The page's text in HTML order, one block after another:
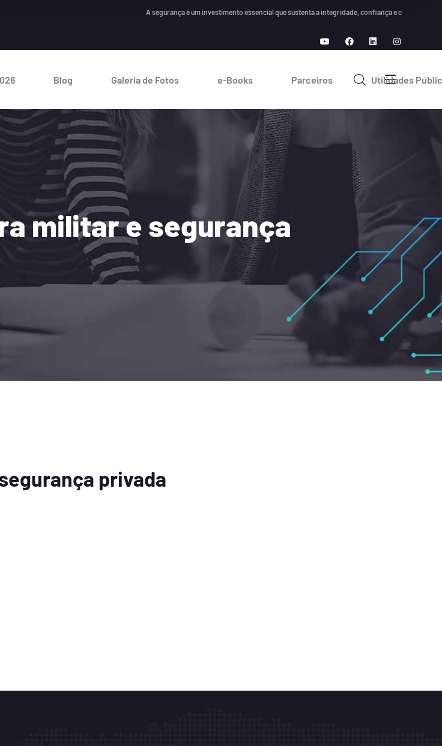
A segurança é um investimento essencial que sustenta a integridade, confiança e crescimento a
Blog Galeria de Fotos e-Books Parceiros Utilidades
militar e segurança
privada